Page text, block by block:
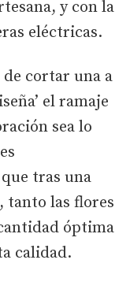
y con la
eléctricas.
cortar una a
el ramaje
sea lo
tras una
tanto las flores
óptima
calidad.